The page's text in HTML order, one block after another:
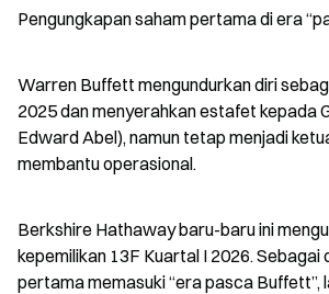
Pengungkapan saham pertama di era
Warren Buffett mengundurkan diri
2025 dan menyerahkan estafet kepada
Edward Abel), namun tetap menjadi
membantu operasional.
Berkshire Hathaway baru-baru ini
kepemilikan 13F Kuartal I 2026. Sebagai
pertama memasuki “era pasca Buffett”,